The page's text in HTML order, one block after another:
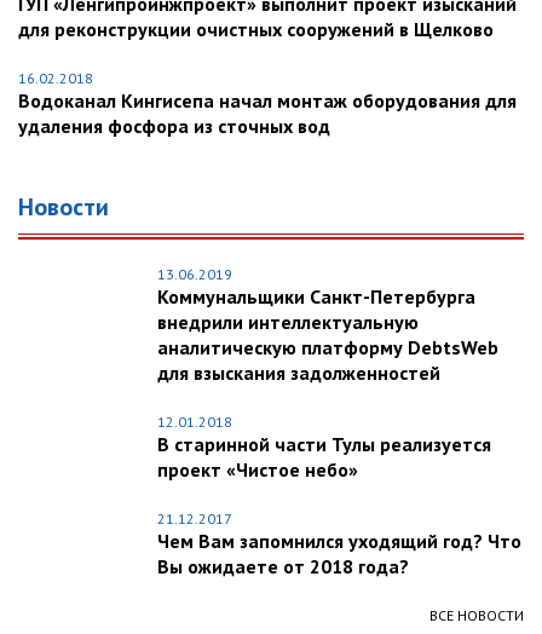
для реконструкции очистных сооружений в Щелково
16.02.2018
Водоканал Кингисепа начал монтаж оборудования для
удаления фосфора из сточных вод
Новости
13.06.2019
Коммунальщики Санкт-Петербурга
внедрили интеллектуальную
аналитическую платформу DebtsWeb
для взыскания задолженностей
12.01.2018
В старинной части Тулы реализуется
проект «Чистое небо»
21.12.2017
Чем Вам запомнился уходящий год? Что
Вы ожидаете от 2018 года?
ВСЕ НОВОСТИ